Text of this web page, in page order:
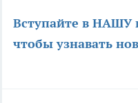
Вступайте в НАШУ
чтобы узнавать